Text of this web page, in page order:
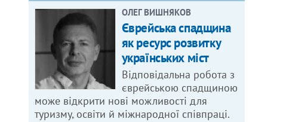
ОЛЕГ ВИШНЯКОВ
Єврейська спадщина
як ресурс розвитку
українських міст
Відповідальна робота з
єврейською спадщиною
може відкрити нові можливості для
туризму, освіти й міжнародної співпраці.